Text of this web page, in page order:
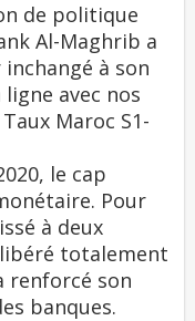
de politique
Al-Maghrib a
à son
avec nos
Maroc S1-
le cap
Pour
à deux
libéré totalement
renforcé son
banques.